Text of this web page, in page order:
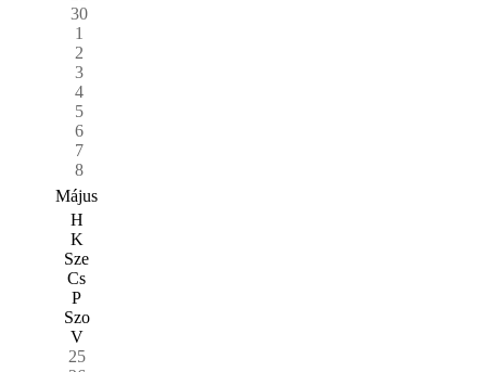
30
1
2
3
4
5
6
7
8
Május
H
K
Sze
Cs
P
Szo
V
25